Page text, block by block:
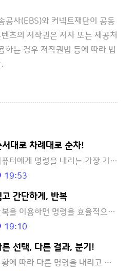
공사(EBS)와 커넥트재단이 공동
츠의 저작권은 저자 또는 제공처
하는 경우 저작권법 등에 따라 법
서대로 차례대로 순차!
컴퓨터에게 명령을 내리는 가장 기본적인 방법은 무엇일까요?
19:53
고 간단하게, 반복
반복을 이용하면 명령을 효율적으로 내릴 수 있습니다.
19:10
른 선택, 다른 결과, 분기!
상황에 따라 다른 명령을 내리고 싶을 때는 어떻게 해야 할까요?